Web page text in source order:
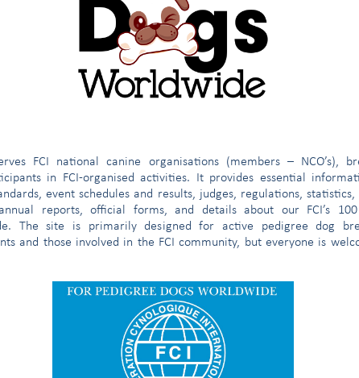
FCI national canine organisations (members – NCO’s),
in FCI-organised activities. It provides essential
event schedules and results, judges, regulations, statistics,
reports, official forms, and details about our FCI’s 100
The site is primarily designed for active pedigree dog
and those involved in the FCI community, but everyone is
J K L M O
y pastoreo
caza
au Championnat International de Beauté (premio para el título de «Campeón